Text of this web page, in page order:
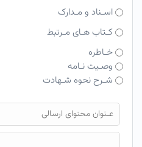
اسـناد و مـدارک
کـتاب هـای مـرتبط
خـاطره
وصـیت نـامه
شـرح نحوه شـهادت
فایل محتوای ارسالی